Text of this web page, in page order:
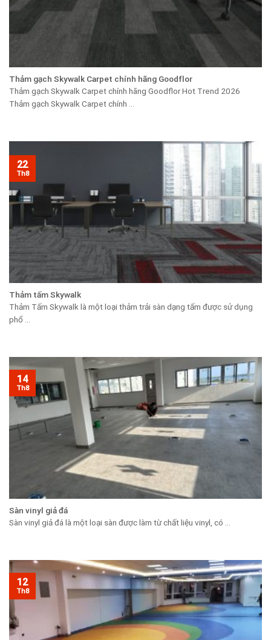
Thảm gạch Skywalk Carpet chính hãng Goodflor
Thảm gạch Skywalk Carpet chính hãng Goodflor Hot Trend 2026
Thảm gạch Skywalk Carpet chính ...
Thảm tấm Skywalk
Thảm Tấm Skywalk là một loại thảm trải sàn dạng tấm được sử dụng
phổ ...
22
Th8
Sàn vinyl giả đá
Sàn vinyl giả đá là một loại sàn được làm từ chất liệu vinyl, có ...
14
Th8
12
Th8